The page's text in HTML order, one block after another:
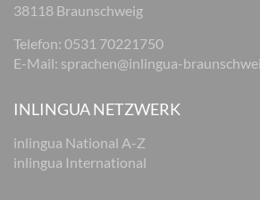
38118 Braunschweig
Telefon: 0531 70221750
E-Mail: sprachen@inlingua-
INLINGUA NETZWERK
inlingua National A-Z
inlingua International